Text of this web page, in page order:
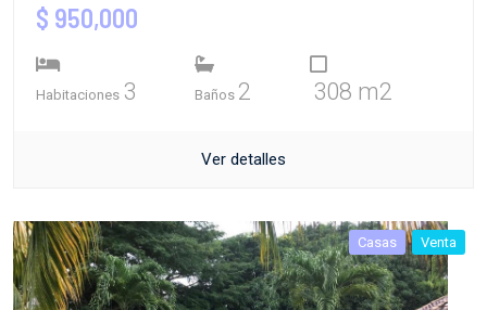
$ 950,000
Habitaciones 3 Baños 2 308 m2
Ver detalles
Casas Venta